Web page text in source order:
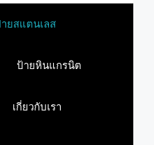
ยสแตนเลส
ป้ายหินแกรนิต
เกี่ยวกับเรา